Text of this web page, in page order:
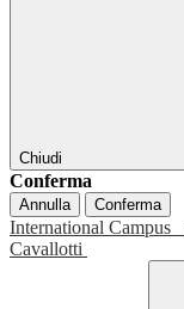
Chiudi
Conferma
Annulla Conferma
International Campus
Cavallotti